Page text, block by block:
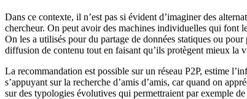
Dans ce contexte, il n’est pas si évident d’imaginer des
chercheur. On peut avoir des machines individuelles qui font
On les a utilisés pour du partage de données statiques ou
diffusion de contenu tout en faisant qu’ils protègent mieux la
La recommandation est possible sur un réseau P2P, estime
s’appuyant sur la recherche d’amis d’amis, car quand on
sur des typologies évolutives qui permettraient par exemple